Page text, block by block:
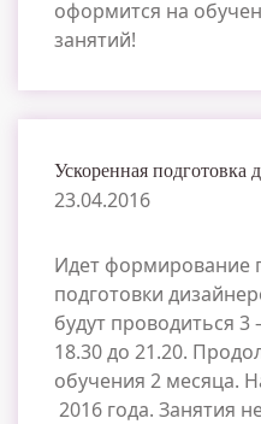
оформится на
занятий!
Ускоренная подготовка
23.04.2016
Идет формирование
подготовки
будут проводиться 3
18.30 до 21.20.
обучения 2 месяца.
2016 года. Занятия